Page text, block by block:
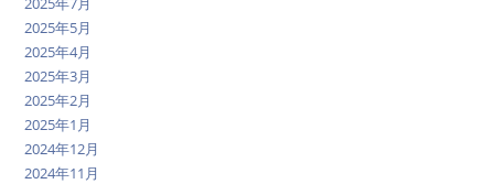
2025年5月
2025年4月
2025年3月
2025年2月
2025年1月
2024年12月
2024年11月